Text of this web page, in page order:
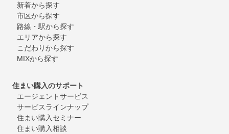
新着から探す
市区から探す
路線・駅から探す
エリアから探す
こだわりから探す
MIXから探す
住まい購入のサポート
エージェントサービス
サービスラインナップ
住まい購入セミナー
住まい購入相談